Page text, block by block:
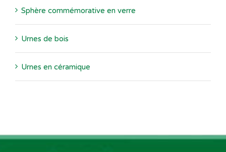
Sphère commémorative en verre
Urnes de bois
Urnes en céramique